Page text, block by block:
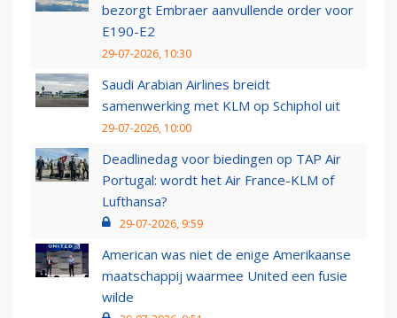
bezorgt Embraer aanvullende order voor
E190-E2
29-07-2026, 10:30
Saudi Arabian Airlines breidt
samenwerking met KLM op Schiphol uit
29-07-2026, 10:00
Deadlinedag voor biedingen op TAP Air
Portugal: wordt het Air France-KLM of
Lufthansa?
29-07-2026, 9:59
American was niet de enige Amerikaanse
maatschappij waarmee United een fusie
wilde